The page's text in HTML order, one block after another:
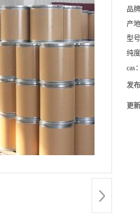
品
产
型
纯
cas
发
更